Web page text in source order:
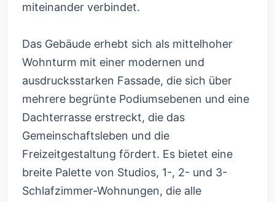
miteinander verbindet.
Das Gebäude erhebt sich als mittelhoher
Wohnturm mit einer modernen und
ausdrucksstarken Fassade, die sich über
mehrere begrünte Podiumsebenen und eine
Dachterrasse erstreckt, die das
Gemeinschaftsleben und die
Freizeitgestaltung fördert. Es bietet eine
breite Palette von Studios, 1-, 2- und 3-
Schlafzimmer-Wohnungen, die alle